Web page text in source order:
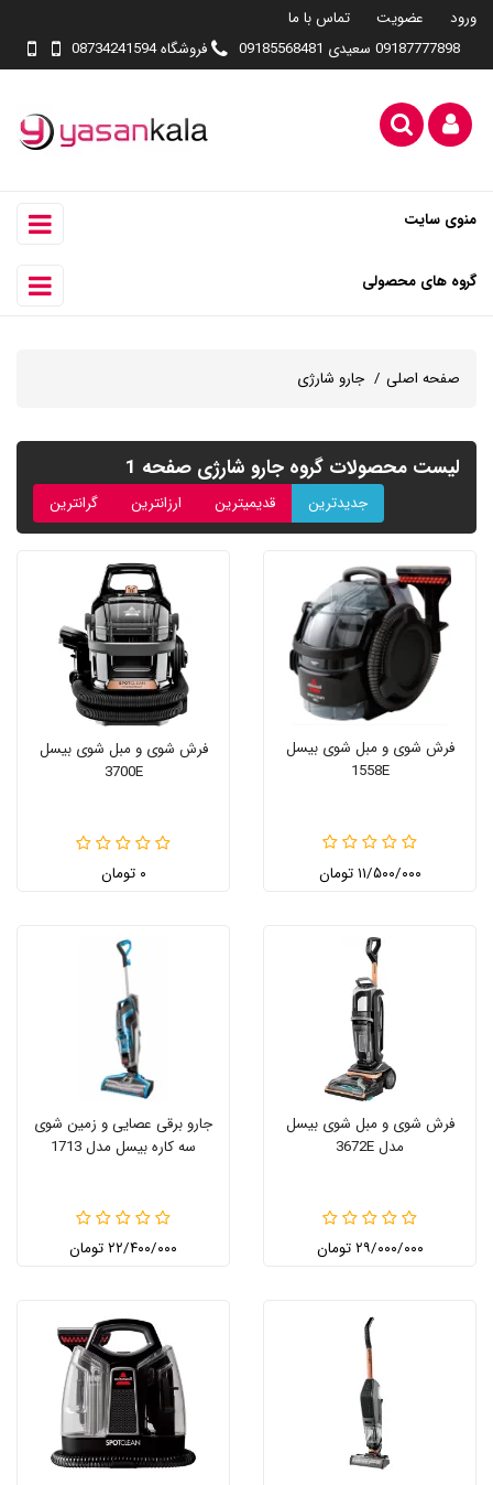
ورود عضویت
تماس با ما
09187777898 سعیدی 09185568481
فروشگاه 08734241594
منوی سایت
گروه های محصولی
صفحه اصلی جارو شارژی
لیست محصولات گروه جارو شارژی صفحه 1
جدیدترین قدیمیترین ارزانترین گرانترین
فرش شوی و مبل شوی بیسل
1558E
۱۱/۵۰۰/۰۰۰ تومان
فرش شوی و مبل شوی بیسل
3700E
۰ تومان
فرش شوی و مبل شوی بیسل
مدل 3672E
۲۹/۰۰۰/۰۰۰ تومان
جارو برقی عصایی و زمین شوی
سه کاره بیسل مدل 1713
۲۲/۴۰۰/۰۰۰ تومان